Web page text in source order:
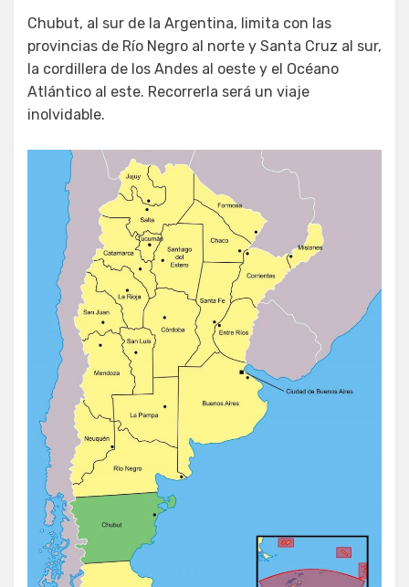
Chubut, al sur de la Argentina, limita con las
provincias de Río Negro al norte y Santa Cruz al sur,
la cordillera de los Andes al oeste y el Océano
Atlántico al este. Recorrerla será un viaje
inolvidable.